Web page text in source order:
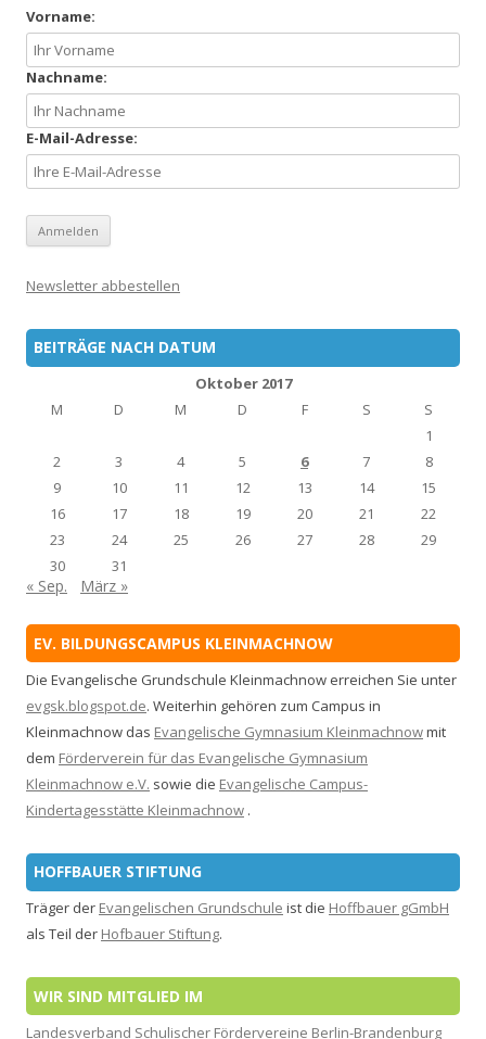
Vorname:
Nachname:
E-Mail-Adresse:
Newsletter abbestellen
BEITRÄGE NACH DATUM
Oktober 2017
M
D M D F S
S
1
2
3 4 5 6 7
8
9
10 11 12 13 14
15
16
17 18 19 20 21
22
23
24 25 26 27 28
29
30
31
« Sep. März »
EV. BILDUNGSCAMPUS KLEINMACHNOW
Die Evangelische Grundschule Kleinmachnow erreichen Sie unter
evgsk.blogspot.de. Weiterhin gehören zum Campus in
Kleinmachnow das Evangelische Gymnasium Kleinmachnowmit
dem Förderverein für das Evangelische Gymnasium
Kleinmachnow e.V. sowie die Evangelische Campus-
Kindertagesstätte Kleinmachnow .
HOFFBAUER STIFTUNG
Träger der Evangelischen Grundschule ist die Hoffbauer gGmbH
als Teil der Hofbauer Stiftung.
WIR SIND MITGLIED IM
Landesverband Schulischer Fördervereine Berlin-Brandenburg